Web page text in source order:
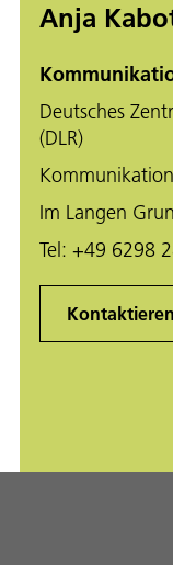
Anja
Deutsches
(DLR)
Kommunikation
Im Langen
Tel: +49 6298
Kontaktieren